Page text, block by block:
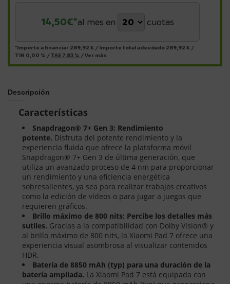
14,50€*al mes en cuotas
*Importe a financiar 289,92 € / Importe total adeudado 289,92 € /
TIN 0,00 % / TAE 7,83 % /Ver más
Descripción
Características
Snapdragon® 7+ Gen 3: Rendimiento
potente. Disfruta del potente rendimiento y la
experiencia fluida que ofrece la plataforma móvil
Snapdragon® 7+ Gen 3 de última generación, que
utiliza un avanzado proceso de 4 nm para proporcionar
un rendimiento y una eficiencia energética
sobresalientes, ya sea para realizar trabajos creativos
como la edición de vídeos o para jugar a juegos que
requieren gráficos.
Brillo máximo de 800 nits: Percibe los detalles más
sutiles. Gracias a la compatibilidad con Dolby Vision® y
al brillo máximo de 800 nits, la Xiaomi Pad 7 ofrece una
experiencia visual asombrosa al visualizar contenidos
HDR.
Batería de 8850 mAh (typ) para una duración de la
batería ampliada. La Xiaomi Pad 7 está equipada con